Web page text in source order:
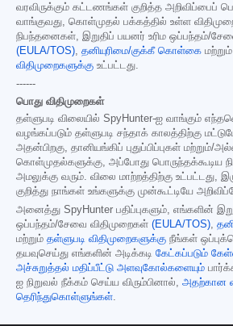
வரவிருக்கும் கட்டணங்கள் குறித்த அறிவிப்பைப்
வாங்குவது, கொள்முதல் பக்கத்தில் உள்ள
நிபந்தனைகள், இறுதிப் பயனர் உரிம ஒப்பந்தம்/
(EULA/TOS), தனியுரிமை/குக்கீ கொள்கை மற்றும்
விதிமுறைகளுக்கு உட்பட்டது.
------
பொது விதிமுறைகள்
தள்ளுபடி விலையில் SpyHunter-ஐ வாங்கும்
வழங்கப்படும் தள்ளுபடி சந்தாக் காலத்திற்கு
அதன்பிறகு, தானியங்கிப் புதுப்பிப்புகள் மற்றும்/
கொள்முதல்களுக்கு, அப்போது பொருந்தக்கூடிய
அமலுக்கு வரும். விலை மாற்றத்திற்கு உட்பட்டது,
குறித்து நாங்கள் உங்களுக்கு முன்கூட்டியே
அனைத்து SpyHunter பதிப்புகளும், எங்களின்
ஒப்பந்தம்/சேவை விதிமுறைகள் (EULA/TOS),
மற்றும் தள்ளுபடி விதிமுறைகளுக்கு நீங்கள்
தயவுசெய்து எங்களின் அடிக்கடி கேட்கப்படும்
அச்சுறுத்தல் மதிப்பீட்டு அளவுகோல்களையும்
ஐ நிறுவல் நீக்கம் செய்ய விரும்பினால், அதற்கான
தெரிந்துகொள்ளுங்கள்.